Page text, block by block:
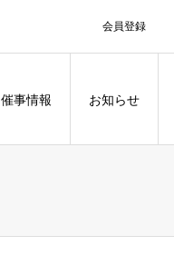
会員登録
催事情報 お知らせ